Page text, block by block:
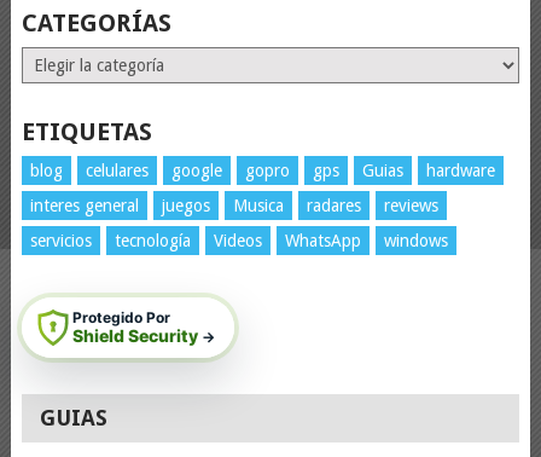
CATEGORÍAS
Categorías
ETIQUETAS
blog celulares google gopro gps Guias
hardware
interes general
juegos Musica radares
reviews
servicios
tecnología Videos WhatsApp windows
Protegido Por
Shield Security →
GUIAS